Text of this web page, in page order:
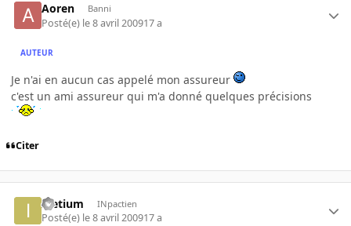
Aoren Banni
Posté(e) le 8 avril 200917 a
AUTEUR
Je n'ai en aucun cas appelé mon assureur
c'est un ami assureur qui m'a donné quelques précisions
Citer
Ieetium INpactien
Posté(e) le 8 avril 200917 a